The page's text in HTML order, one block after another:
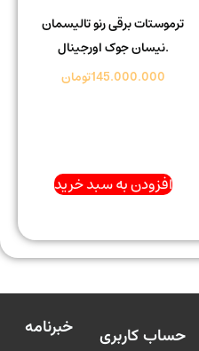
برقی رنو تالیسمان
.نیسان جوک اورجینال
145.000.000تومان
افزودن به سبد خرید
کاربری
خبرنامه